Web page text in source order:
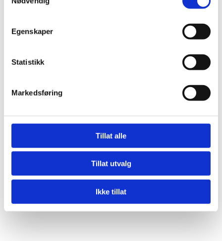
Egenskaper
Statistikk
Markedsføring
Tillat alle
Tillat utvalg
Ikke tillat